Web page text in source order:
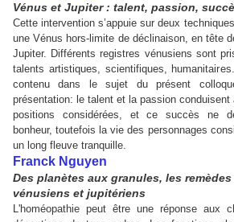
Vénus et Jupiter : talent, passion,
Cette intervention s’appuie sur deux
une Vénus hors-limite de déclinaison, en tête
Jupiter. Différents registres vénusiens sont
talents artistiques, scientifiques,
contenu dans le sujet du présent
présentation: le talent et la passion
positions considérées, et ce succès ne
bonheur, toutefois la vie des personnages
un long fleuve tranquille.
Franck Nguyen
Des planètes aux granules, les
vénusiens et jupitériens
L'homéopathie peut être une réponse aux